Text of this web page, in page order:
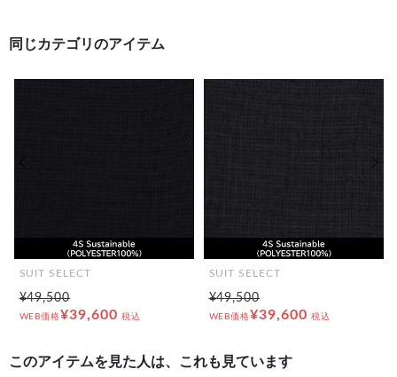
同じカテゴリのアイテム
SUIT SELECT
¥49,500
WEB価格¥39,600 税込
SUIT SELECT
¥49,500
WEB価格¥39,600 税込
前の画像
このアイテムを見た人は、これも見ています